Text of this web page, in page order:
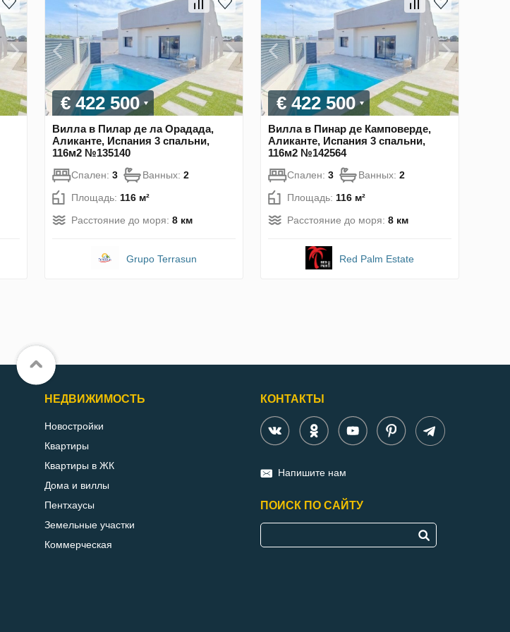
€ 422 500
Вилла в Пилар де ла Орадада,
Аликанте, Испания 3 спальни,
116м2 №135140
Спален: 3 Ванных: 2
Площадь: 116 м²
Расстояние до моря: 8 км
Grupo Terrasun
€ 422 500
Вилла в Пинар де Камповерде,
Аликанте, Испания 3 спальни,
116м2 №142564
Спален: 3 Ванных: 2
Площадь: 116 м²
Расстояние до моря: 8 км
Red Palm Estate
НЕДВИЖИМОСТЬ
Новостройки
Квартиры
Квартиры в ЖК
Дома и виллы
Пентхаусы
Земельные участки
Коммерческая
КОНТАКТЫ
Напишите нам
ПОИСК ПО САЙТУ